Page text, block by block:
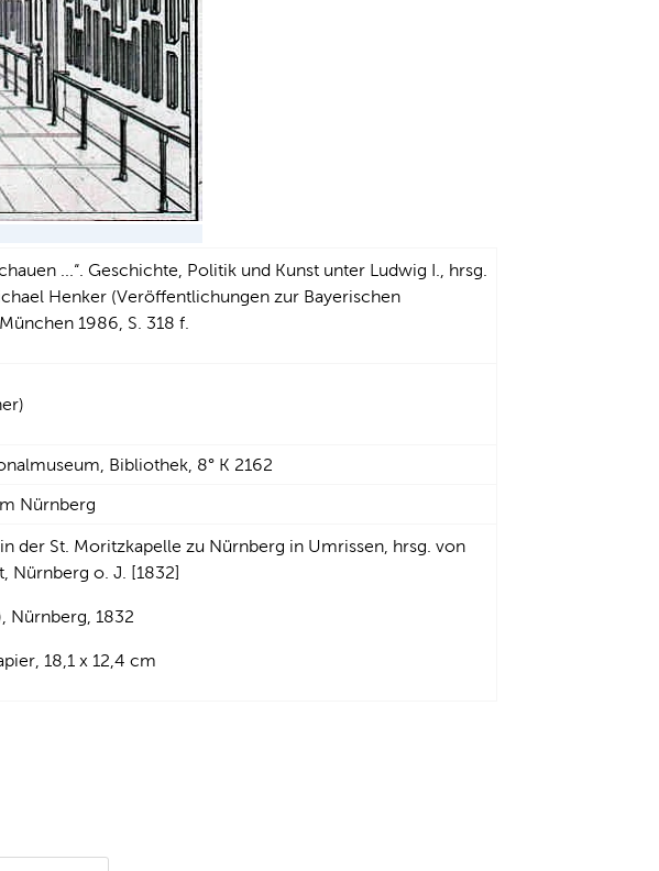
...“. Geschichte, Politik und Kunst unter Ludwig I., hrsg.
Henker (Veröffentlichungen zur Bayerischen
1986, S. 318 f.
Bibliothek, 8° K 2162
Nürnberg
der St. Moritzkapelle zu Nürnberg in Umrissen, hrsg. von
Nürnberg o. J. [1832]
Nürnberg, 1832
18,1 x 12,4 cm